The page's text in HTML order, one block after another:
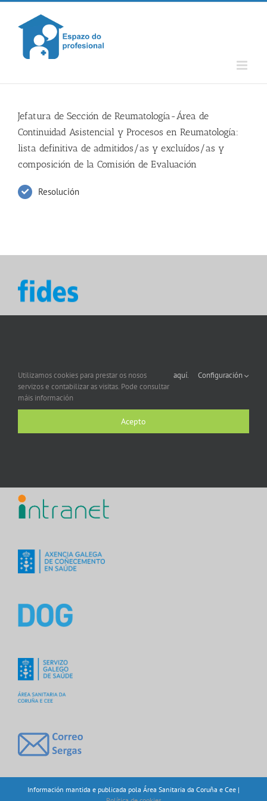
Skip
content
Jefatura de Sección de Reumatología-Área de
Continuidad Asistencial y Procesos en Reumatología:
lista definitiva de admitidos/as y excluídos/as y
composición de la Comisión de Evaluación
Resolución
Información mantida e publicada pola Área Sanitaria da Coruña e Cee |
Utilizamos cookies para prestar os nosos
servizos e contabilizar as visitas. Pode consultar
máis información
aquí. Configuración
Acepto